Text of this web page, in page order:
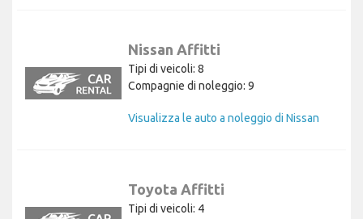
Nissan Affitti
Tipi di veicoli: 8
Compagnie di noleggio: 9
Visualizza le auto a noleggio di Nissan
Toyota Affitti
Tipi di veicoli: 4